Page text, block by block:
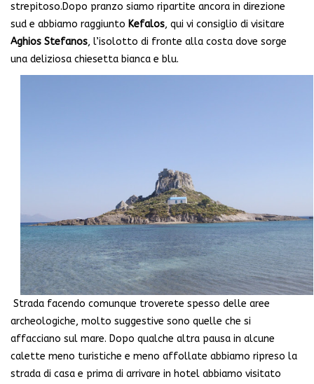
strepitoso.Dopo pranzo siamo ripartite ancora in direzione
sud e abbiamo raggiunto Kefalos, qui vi consiglio di visitare
Aghios Stefanos, l’isolotto di fronte alla costa dove sorge
una deliziosa chiesetta bianca e blu.
Strada facendo comunque troverete spesso delle aree
archeologiche, molto suggestive sono quelle che si
affacciano sul mare. Dopo qualche altra pausa in alcune
calette meno turistiche e meno affollate abbiamo ripreso la
strada di casa e prima di arrivare in hotel abbiamo visitato